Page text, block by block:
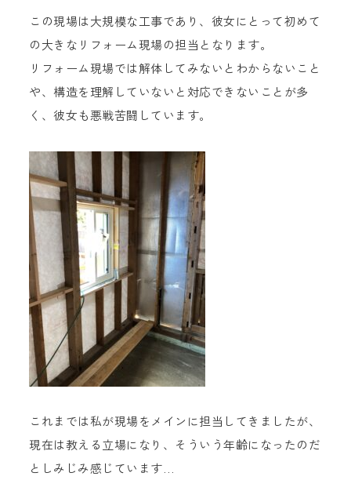
この現場は大規模な工事であり、彼女にとって初めて
の大きなリフォーム現場の担当となります。
リフォーム現場では解体してみないとわからないこと
や、構造を理解していないと対応できないことが多
く、彼女も悪戦苦闘しています。
これまでは私が現場をメインに担当してきましたが、
現在は教える立場になり、そういう年齢になったのだ
としみじみ感じています…